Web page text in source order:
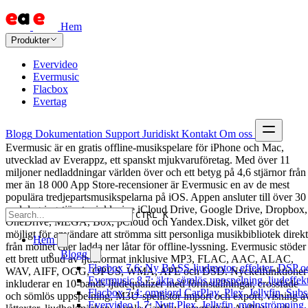
Hem
Produkter
Evervideo
Evermusic
Flacbox
Evertag
Blogg Dokumentation Support Juridiskt Kontakt Om oss
CTRL K
Hem
Blogg
Flacbox 7.6: Ny BASS-ljudmotor, effekter, DSP
Evermusic 8.7: äkta sömlös uppspelning,
Flacbox 7.4: omgjord CarPlay, Plex, Jellyfin,
Evervideo 1.7: Nytt Plex, Jellyfin, molnströmning,
Evermusic är en gratis offline-musikspelare för iPhone och Mac,
utvecklad av Everappz, ett spanskt mjukvaruföretag. Med över 11
miljoner nedladdningar världen över och ett betyg på 4,6 stjärnor från
mer än 18 000 App Store-recensioner är Evermusic en av de mest
populära tredjepartsmusikspelarna på iOS. Appen ansluter till över 30
molnlagringstjänster inklusive iCloud Drive, Google Drive, Dropbox,
OneDrive, MEGA, Box, pCloud och Yandex.Disk, vilket gör det
möjligt för användare att strömma sitt personliga musikbibliotek direkt
från molnet eller ladda ner låtar för offline-lyssning. Evermusic stöder
ett brett utbud av ljudformat inklusive MP3, FLAC, AAC, ALAC,
WAV, AIFF, OGG, OPUS, WMA, APE och DSD. Nyckelfunktioner
inkluderar en 10-bands ljudequalizer med förinställningar, crossfade
och sömlös uppspelning, M3U-spellistor import och export, visning